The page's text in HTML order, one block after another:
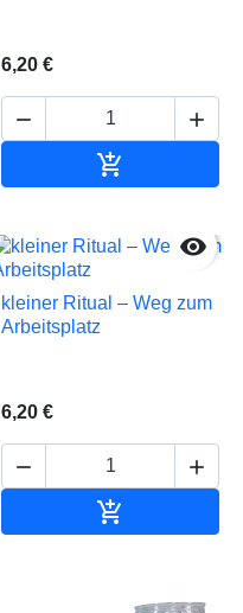
6,20 €
 


kleiner Ritual – Weg zum
Arbeitsplatz
6,20 €
 
